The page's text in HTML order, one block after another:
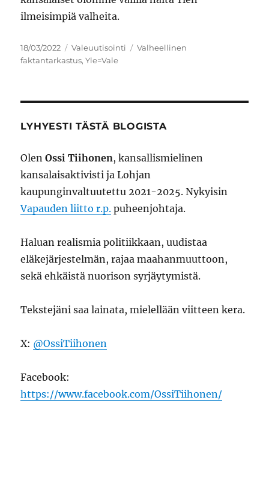
ilmeisimpiä valheita.
Julkaistu
18/03/2022 Kategoriat
Valeuutisointi Avainsanat
Valheellinen
faktantarkastus,Yle=Vale
LYHYESTI TÄSTÄ BLOGISTA
OlenOssi Tiihonen, kansallismielinen
kansalaisaktivisti ja Lohjan
kaupunginvaltuutettu 2021-2025. Nykyisin
Vapauden liitto r.p. puheenjohtaja.
Haluan realismia politiikkaan, uudistaa
eläkejärjestelmän, rajaa maahanmuuttoon,
sekä ehkäistä nuorison syrjäytymistä.
Tekstejäni saa lainata, mielellään viitteen kera.
X: @OssiTiihonen
Facebook:
https://www.facebook.com/OssiTiihonen/